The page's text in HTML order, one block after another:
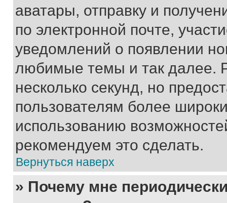
аватары, отправку и
по электронной почте,
уведомлений о появлении
любимые темы и так далее.
несколько секунд, но
пользователям более
использованию
рекомендуем это сделать.
Вернуться наверх
» Почему мне